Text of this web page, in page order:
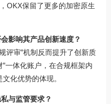
OKX保留了更多的加密原生
影响其产品创新速度？
评审”机制反而提升了创新质
一体化账户，在合规框架内
化优势的体现。
与监管要求？